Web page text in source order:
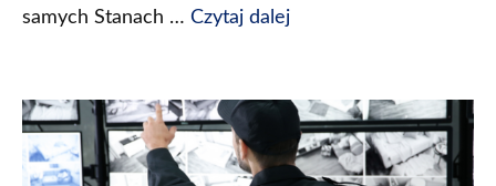
samych Stanach … Czytaj dalej